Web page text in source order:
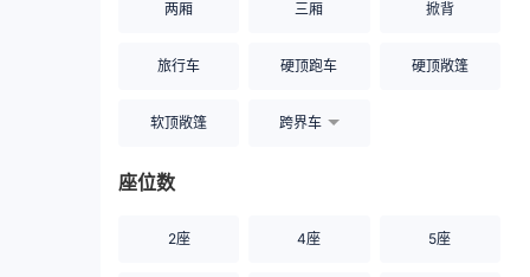
两厢 三厢 掀背
旅行车 硬顶跑车 硬顶敞篷
软顶敞篷 跨界车
座位数
2座 4座 5座